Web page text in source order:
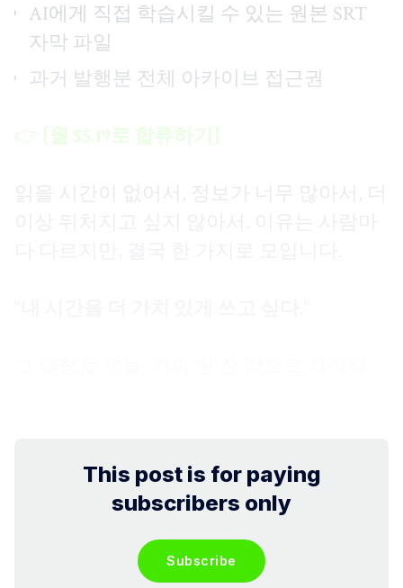
AI에게 직접 학습시킬 수 있는 원본 SRT
자막 파일
과거 발행분 전체 아카이브 접근권
👉 [월 $5.19로 합류하기]
This post is for paying
subscribers only
Subscribe